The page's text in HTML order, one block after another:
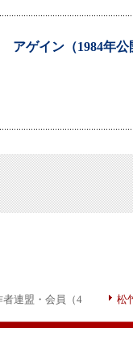
アゲイン（1984年公
連盟・会員（4
松